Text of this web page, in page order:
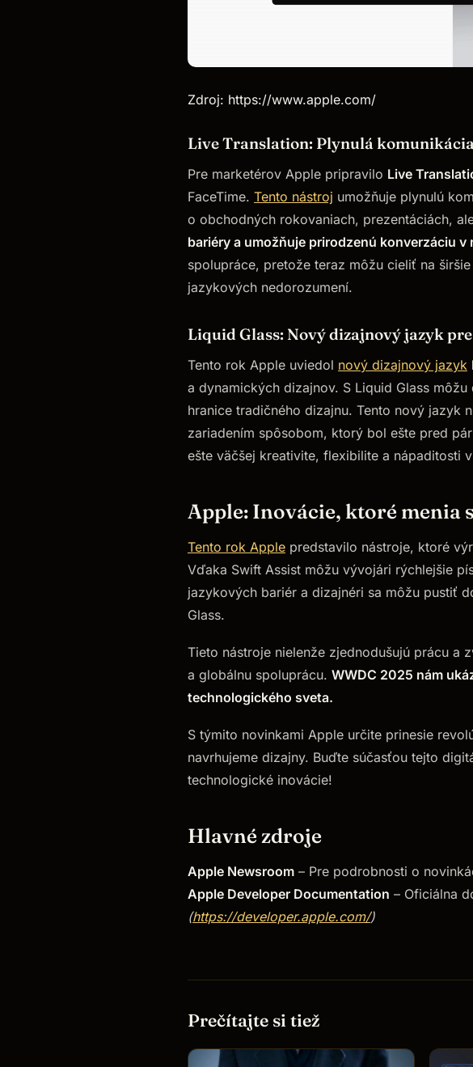
Zdroj: https://www.apple.com/
Live Translation: Plynulá
Pre marketérov Apple pripravilo Live
FaceTime. Tento nástroj umožňuje plynulú
o obchodných rokovaniach, prezentáciách,
bariéry a umožňuje prirodzenú konverzáciu v
spolupráce, pretože teraz môžu cieliť na
jazykových nedorozumení.
Liquid Glass: Nový dizajnový jazyk
Tento rok Apple uviedol nový dizajnový jazyk
a dynamických dizajnov. S Liquid Glass
hranice tradičného dizajnu. Tento nový jazyk
zariadením spôsobom, ktorý bol ešte pred
ešte väčšej kreativite, flexibilite a nápaditosti
Apple: Inovácie, ktoré menia
Tento rok Apple predstavilo nástroje, ktoré
Vďaka Swift Assist môžu vývojári rýchlejšie
jazykových bariér a dizajnéri sa môžu pustiť
Glass.
Tieto nástroje nielenže zjednodušujú prácu a
a globálnu spoluprácu. WWDC 2025 nám
technologického sveta.
S týmito novinkami Apple určite prinesie
navrhujeme dizajny. Buďte súčasťou tejto
technologické inovácie!
Hlavné zdroje
Apple Newsroom – Pre podrobnosti o
Apple Developer Documentation – Oficiálna
(https://developer.apple.com/)
Prečítajte si tiež